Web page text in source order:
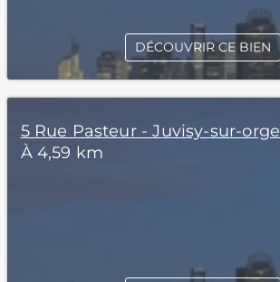
DÉCOUVRIR CE BIEN
5 Rue Pasteur - Juvisy-sur-orge
À 4,59 km